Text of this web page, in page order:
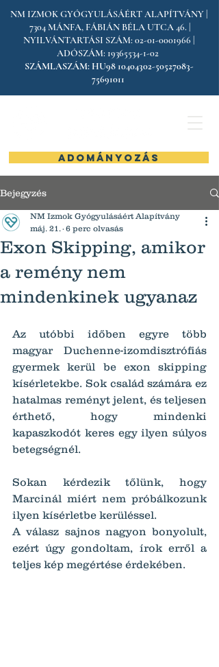
ADOMÁNYOZÁS
NM IZMOK GYÓGYULÁSÁÉRT ALAPÍTVÁNY |
7304 MÁNFA, FÁBIÁN BÉLA UTCA 46. |
NYILVÁNTARTÁSI SZÁM: 02-01-0001966
ADÓSZÁM: 19365534-1-02
SZÁMLASZÁM:HU98 10404302-50527083-
75691011
Bejegyzés
Exon Skipping, amikor
a remény nem
mindenkinek ugyanaz
NM Izmok Gyógyulásáért Alapítvány
máj. 21.
6 perc olvasás
Az utóbbi időben egyre több
magyar Duchenne-izomdisztrófiás
gyermek kerül be exon skipping
kísérletekbe. Sok család számára ez
hatalmas reményt jelent, és teljesen
érthető, hogy mindenki
kapaszkodót keres egy ilyen súlyos
betegségnél.
Sokan kérdezik tőlünk, hogy
Marcinál miért nem próbálkozunk
ilyen kísérletbe kerüléssel.
A válasz sajnos nagyon bonyolult,
ezért úgy gondoltam, írok erről a
teljes kép megértése érdekében.